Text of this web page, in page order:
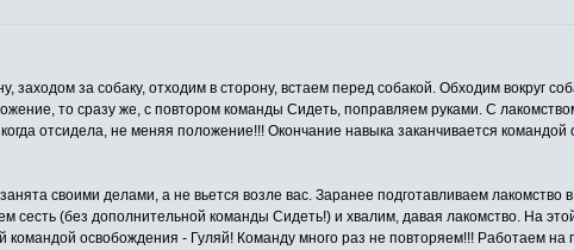
за собаку, отходим в сторону, встаем перед собакой. Обходим вокруг
то сразу же, с повтором команды Сидеть, поправляем руками. С
отсидела, не меняя положение!!! Окончание навыка заканчивается
своими делами, а не вьется возле вас. Заранее подготавливаем лакомство
сесть (без дополнительной команды Сидеть!) и хвалим, давая лакомство. На
освобождения - Гуляй! Команду много раз не повторяем!!! Работаем на